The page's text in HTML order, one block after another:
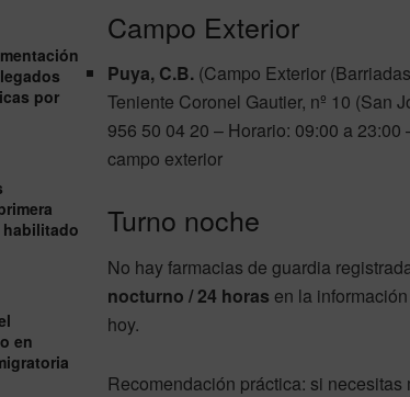
por
en
Campo Exterior
Puya, C.B. (Campo Exterior
Teniente Coronel Gautier, nº 10 (San
956 50 04 20 – Horario: 09:00 a 23:00
campo exterior
Turno noche
No hay farmacias de guardia
nocturno / 24 horas en la
hoy.
Recomendación práctica: si necesitas